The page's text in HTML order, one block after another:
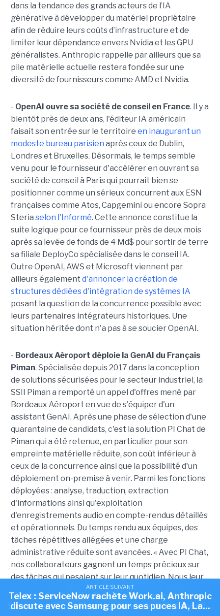
ARTICLE SUIVANT
Telex : Anthropic discute d'une puce IA avec
Samsung, OpenAI ouvre sa société de conseil...
dans la tendance des grands acteurs de l’IA
générative à développer du matériel propriétaire
afin de réduire leurs coûts d’infrastructure et de
limiter leur dépendance envers Nvidia et les GPU
généralistes. Anthropic rappelle par ailleurs que sa
pile matérielle actuelle restera fondée sur une
diversité de fournisseurs comme AMD et Nvidia.
- OpenAI ouvre sa société de conseil en France. Il y a
bientôt près de deux ans, l'éditeur IA américain
faisait son entrée sur le territoire en inaugurant un
modeste bureau parisien après ceux de Dublin,
Londres et Bruxelles. Désormais, le temps semble
venu pour le fournisseur d'accélérer en ouvrant sa
société de conseil à Paris qui pourrait bien se
positionner comme un sérieux concurrent aux ESN
françaises comme Atos, Capgemini ou encore Sopra
Steria selon l'Informé. Cette annonce constitue la
suite logique pour ce fournisseur près de deux mois
après sa levée de fonds de 4 Md$ pour sortir de terre
sa filiale DeployCo spécialisée dans le conseil IA.
Outre OpenAI, AWS et Microsoft viennent par
ailleurs également d'annoncer la création de
structures dédiées d'intégration de systèmes IA
posant la question de la concurrence possible avec
leurs partenaires intégrateurs historiques. Une
situation héritée dont n'a pas à se soucier OpenAI.
- Bordeaux Aéroport déploie la GenAI du Français
Piman. Spécialisée depuis 2017 dans la conception
de solutions sécurisées pour le secteur industriel, la
SSII Piman a remporté un appel d'offres mené par
Bordeaux Aéroport en vue de s'équiper d'un
assistant GenAI. Après une phase de sélection d'une
quarantaine de candidats, c'est la solution PI Chat de
Piman qui a été retenue, en particulier pour son
empreinte matérielle réduite, son coût inférieur à
ceux de la concurrence ainsi que la possibilité d'un
déploiement on-premise à venir. Parmi les fonctions
déployées : analyse, traduction, extraction
d'informations ainsi qu'exploitation
d'enregistrements audio en compte-rendus détaillés
et opérationnels. Du temps rendu aux équipes, des
tâches répétitives allégées et une charge
administrative réduite sont avancées. « Avec PI Chat,
nos collaborateurs gagnent un temps précieux sur
des tâches qui pesaient sur leur quotidien. Nous leur
donnons un outil qui fluidifie leur travail tout en
restant pleinement sous notre contrôle », a
expliqué Pierre-Yves Brault, chef de service
ARTICLE SUIVANT
Telex : ServiceNow rachète Work.ai, Anthropic
discute avec Samsung pour ses puces IA, La...